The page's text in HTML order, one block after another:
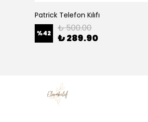
Patrick Telefon Kılıfı
%42 ₺ 500.00
₺ 289.90